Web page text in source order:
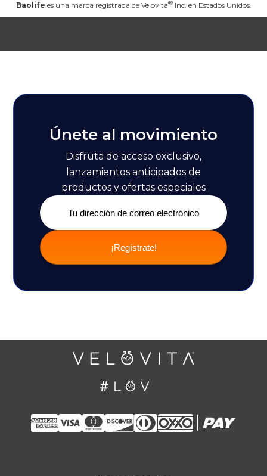
Baolife es una marca registrada de Velovita Inc. en Estados Unidos.
Únete al movimiento
Disfruta de acceso exclusivo,
lanzamientos anticipados de
productos y ofertas especiales